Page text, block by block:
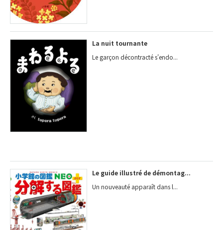
La nuit tournante
Le garçon décontracté s'endo...
Le guide illustré de démontag...
Un nouveauté apparaît dans l...